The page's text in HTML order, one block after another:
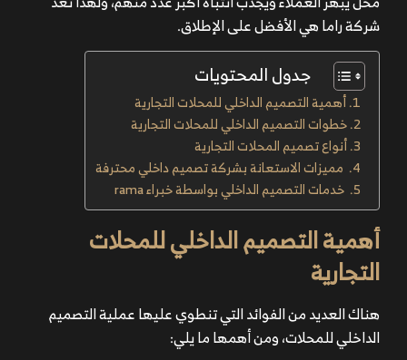
شركة راما هي الأفضل على الإطلاق.
جدول المحتويات
أهمية التصميم الداخلي للمحلات التجارية
خطوات التصميم الداخلي للمحلات التجارية
أنواع تصميم المحلات التجارية
مميزات الاستعانة بشركة تصميم داخلي محترفة
خدمات التصميم الداخلي بواسطة خبراء rama
أهمية التصميم الداخلي للمحلات
التجارية
هناك العديد من الفوائد التي تنطوي عليها عملية التصميم
الداخلي للمحلات، ومن أهمها ما يلي: